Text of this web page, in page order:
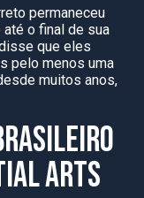
permaneceu
o final de sua
que eles
pelo menos uma
muitos anos,
ARTS